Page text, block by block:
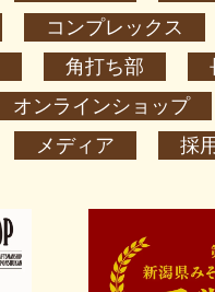
コンプレックス
角打ち部
オンラインショップ
メディア 採